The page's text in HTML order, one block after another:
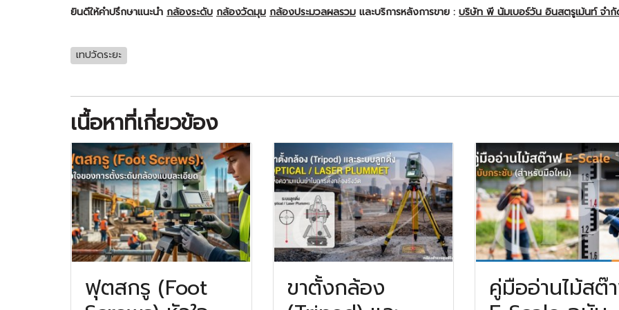
ยินดีให้คำปรึกษาแนะนำ กล้องระดับ กล้องวัดมุม กล้องประมวลผลรวม และบริการหลังการขาย : บริษัท พี นัมเบอร์วัน อินสตรูเม้นท์ จำ
เทปวัดระยะ
เนื้อหาที่เกี่ยวข้อง
ฟุตสกรู (Foot ขาตั้งกล้อง คู่มืออ่านไม้สต๊